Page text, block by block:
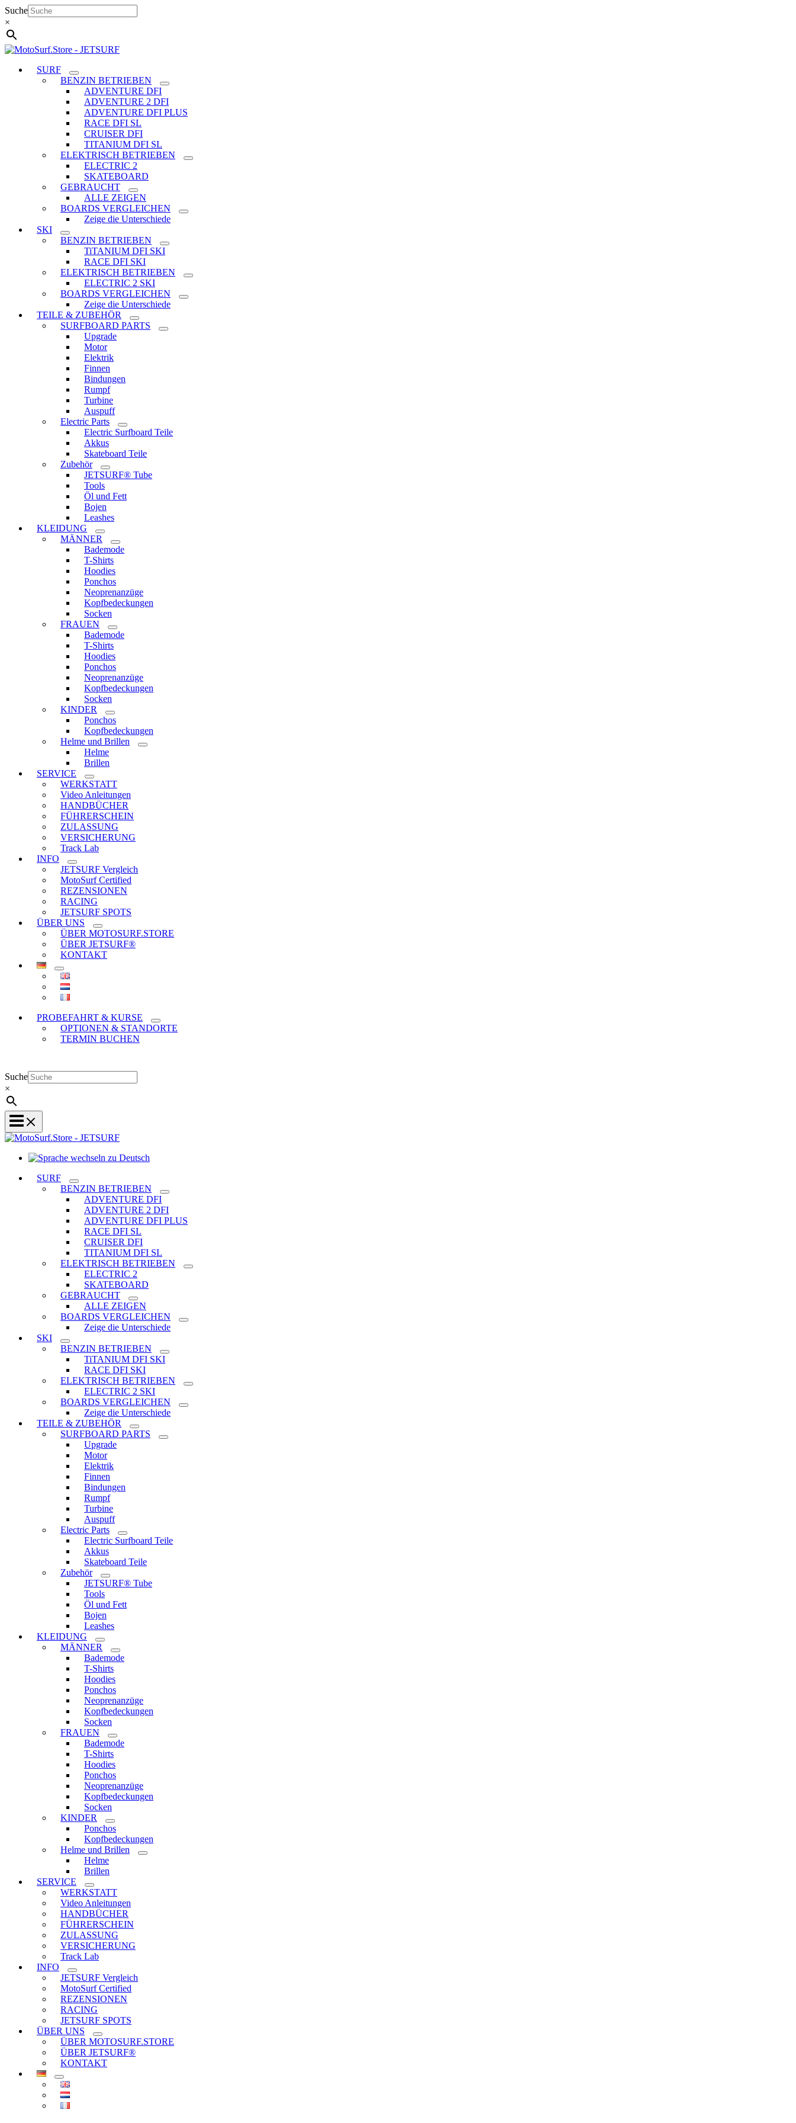
Zum
Inhalt
springen
Suche
×
SURF
BENZIN BETRIEBEN
ADVENTURE DFI
ADVENTURE 2 DFI
ADVENTURE DFI PLUS
RACE DFI SL
CRUISER DFI
TITANIUM DFI SL
ELEKTRISCH BETRIEBEN
ELECTRIC 2
SKATEBOARD
GEBRAUCHT
ALLE ZEIGEN
BOARDS VERGLEICHEN
Zeige die Unterschiede
SKI
BENZIN BETRIEBEN
TiTANIUM DFI SKI
RACE DFI SKI
ELEKTRISCH BETRIEBEN
ELECTRIC 2 SKI
BOARDS VERGLEICHEN
Zeige die Unterschiede
TEILE & ZUBEHÖR
SURFBOARD PARTS
Upgrade
Motor
Elektrik
Finnen
Bindungen
Rumpf
Turbine
Auspuff
Electric Parts
Electric Surfboard Teile
Akkus
Skateboard Teile
Zubehör
JETSURF® Tube
Tools
Öl und Fett
Bojen
Leashes
KLEIDUNG
MÄNNER
Bademode
T-Shirts
Hoodies
Ponchos
Neoprenanzüge
Kopfbedeckungen
Socken
FRAUEN
Bademode
T-Shirts
Hoodies
Ponchos
Neoprenanzüge
Kopfbedeckungen
Socken
KINDER
Ponchos
Kopfbedeckungen
Helme und Brillen
Helme
Brillen
SERVICE
WERKSTATT
Video Anleitungen
HANDBÜCHER
FÜHRERSCHEIN
ZULASSUNG
VERSICHERUNG
Track Lab
INFO
JETSURF Vergleich
MotoSurf Certified
REZENSIONEN
RACING
JETSURF SPOTS
ÜBER UNS
ÜBER MOTOSURF.STORE
ÜBER JETSURF®
KONTAKT
PROBEFAHRT & KURSE
OPTIONEN & STANDORTE
TERMIN BUCHEN
Suche
×
Deutsch
SURF
BENZIN BETRIEBEN
ADVENTURE DFI
ADVENTURE 2 DFI
ADVENTURE DFI PLUS
RACE DFI SL
CRUISER DFI
TITANIUM DFI SL
ELEKTRISCH BETRIEBEN
ELECTRIC 2
SKATEBOARD
GEBRAUCHT
ALLE ZEIGEN
BOARDS VERGLEICHEN
Zeige die Unterschiede
SKI
BENZIN BETRIEBEN
TiTANIUM DFI SKI
RACE DFI SKI
ELEKTRISCH BETRIEBEN
ELECTRIC 2 SKI
BOARDS VERGLEICHEN
Zeige die Unterschiede
TEILE & ZUBEHÖR
SURFBOARD PARTS
Upgrade
Motor
Elektrik
Finnen
Bindungen
Rumpf
Turbine
Auspuff
Electric Parts
Electric Surfboard Teile
Akkus
Skateboard Teile
Zubehör
JETSURF® Tube
Tools
Öl und Fett
Bojen
Leashes
KLEIDUNG
MÄNNER
Bademode
T-Shirts
Hoodies
Ponchos
Neoprenanzüge
Kopfbedeckungen
Socken
FRAUEN
Bademode
T-Shirts
Hoodies
Ponchos
Neoprenanzüge
Kopfbedeckungen
Socken
KINDER
Ponchos
Kopfbedeckungen
Helme und Brillen
Helme
Brillen
SERVICE
WERKSTATT
Video Anleitungen
HANDBÜCHER
FÜHRERSCHEIN
ZULASSUNG
VERSICHERUNG
Track Lab
INFO
JETSURF Vergleich
MotoSurf Certified
REZENSIONEN
RACING
JETSURF SPOTS
ÜBER UNS
ÜBER MOTOSURF.STORE
ÜBER JETSURF®
KONTAKT